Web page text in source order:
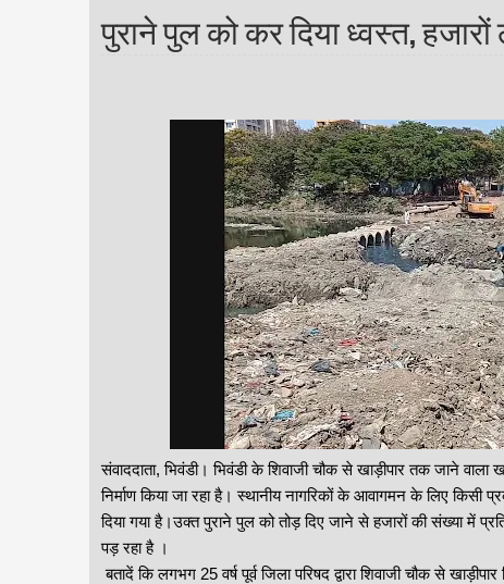
पुराने पुल को कर दिया ध्वस्त, हजारों
संवाददाता, भिवंडी। भिवंडी के शिवाजी चौक से खाड़ीपार तक जाने वाला
निर्माण किया जा रहा है। स्थानीय नागरिकों के आवागमन के लिए किसी
दिया गया है।उक्त पुराने पुल को तोड़ दिए जाने से हजारों की संख्या में
पड़ रहा है ।
बतादें कि लगभग 25 वर्ष पूर्व जिला परिषद द्वारा शिवाजी चौक से